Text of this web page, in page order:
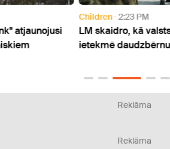
2:23 PM
LM skaidro, kā valsts
ietekmē daudzbērnu ģimeņu
Reklāma
Reklāma